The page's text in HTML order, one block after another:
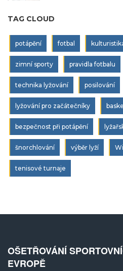
TAG CLOUD
potápění fotbal
zimní sporty pravidla fotbalu
technika lyžování posilování
lyžování pro začátečníky
bezpečnost při potápění
šnorchlování výběr lyží
tenisové turnaje
OŠETŘOVÁNÍ
EVROPĚ